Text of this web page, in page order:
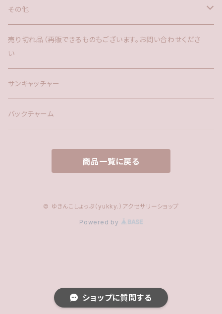
ショップに質問する
その他
バックチャーム
時計
サンキャッチャー
売り切れ品（再販できるものもございます。お問い合わせくださ
い
サンキャッチャー
バックチャーム
商品一覧に戻る
© ゆきんこしょっぷ（yukky.）アクセサリーショップ
Powered by